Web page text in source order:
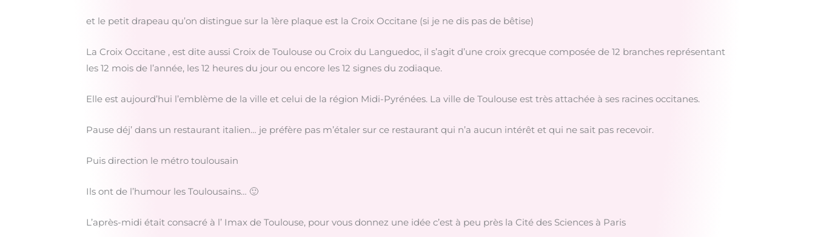
et le petit drapeau qu’on distingue sur la 1ère plaque est la Croix Occitane (si je ne dis pas de bêtise)
La Croix Occitane , est dite aussi Croix de Toulouse ou Croix du Languedoc, il s’agit d’une croix grecque composée de 12 branches représentant
les 12 mois de l’année, les 12 heures du jour ou encore les 12 signes du zodiaque.
Elle est aujourd’hui l’emblème de la ville et celui de la région Midi-Pyrénées. La ville de Toulouse est très attachée à ses racines occitanes.
Pause déj’ dans un restaurant italien… je préfère pas m’étaler sur ce restaurant qui n’a aucun intérêt et qui ne sait pas recevoir.
Puis direction le métro toulousain
Ils ont de l’humour les Toulousains… 🙂
L’après-midi était consacré à l’ Imax de Toulouse, pour vous donnez une idée c’est à peu près la Cité des Sciences à Paris